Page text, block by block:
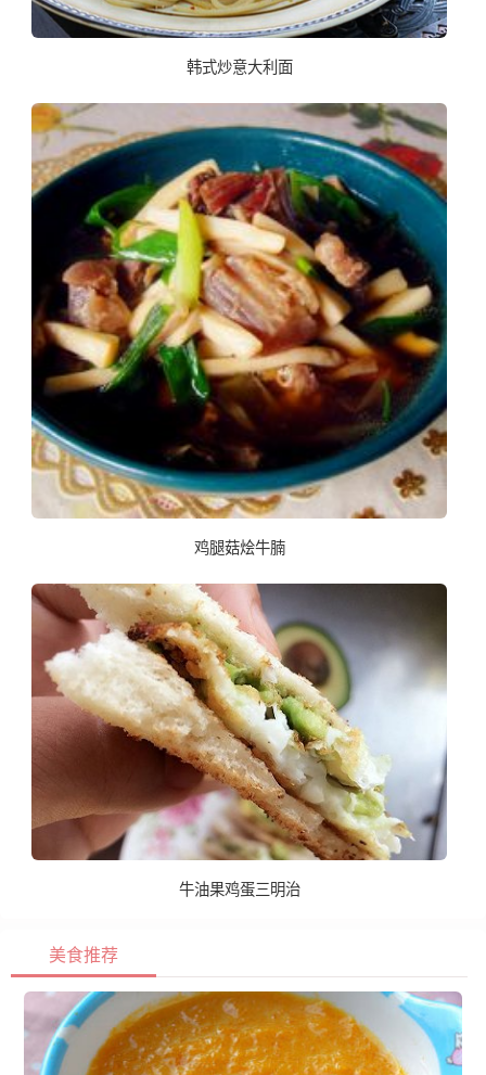
韩式炒意大利面
鸡腿菇烩牛腩
牛油果鸡蛋三明治
美食推荐